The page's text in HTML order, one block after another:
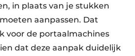
in plaats van je stukken
aanpassen. Dat
voor de portaalmachines
dat deze aanpak duidelijk